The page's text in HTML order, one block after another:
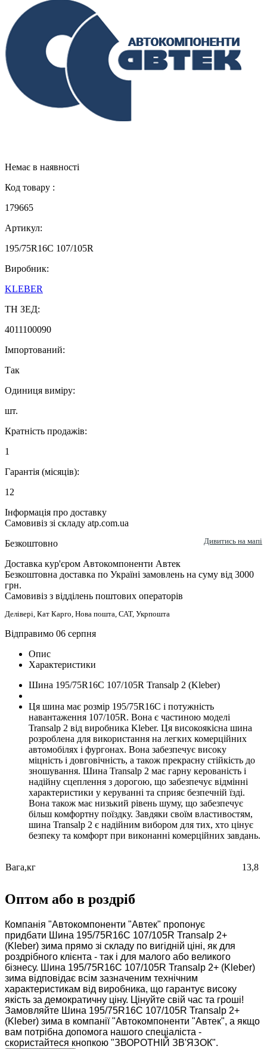
Немає в наявності
Код товару :
179665
Артикул:
195/75R16C 107/105R
Виробник:
KLEBER
ТН ЗЕД:
4011100090
Імпортований:
Так
Одиниця виміру:
шт.
Кратність продажів:
1
Гарантія (місяців):
12
Інформація про доставку
Самовивіз зі складу atp.com.ua
Безкоштовно
Дивитись на мапі
Доставка кур'єром Автокомпоненти Автек
Безкоштовна доставка по Україні замовлень на суму від 3000
грн.
Самовивіз з відділень поштових операторів
Делівері, Кат Карго, Нова пошта, САТ, Укрпошта
Відправимо 06 серпня
Опис
Характеристики
Шина 195/75R16C 107/105R Transalp 2 (Kleber)
Ця шина має розмір 195/75R16C і потужність
навантаження 107/105R. Вона є частиною моделі
Transalp 2 від виробника Kleber. Ця високоякісна шина
розроблена для використання на легких комерційних
автомобілях і фургонах. Вона забезпечує високу
міцність і довговічність, а також прекрасну стійкість до
зношування. Шина Transalp 2 має гарну керованість і
надійну сцеплення з дорогою, що забезпечує відмінні
характеристики у керуванні та сприяє безпечній їзді.
Вона також має низький рівень шуму, що забезпечує
більш комфортну поїздку. Завдяки своїм властивостям,
шина Transalp 2 є надійним вибором для тих, хто цінує
безпеку та комфорт при виконанні комерційних завдань.
Вага,кг 13,8
Оптом або в роздріб
Компанія "Автокомпоненти "Автек" пропонує
придбати Шина 195/75R16C 107/105R Transalp 2+
(Kleber) зима прямо зі складу по вигідній ціні, як для
роздрібного клієнта - так і для малого або великого
бізнесу. Шина 195/75R16C 107/105R Transalp 2+ (Kleber)
зима відповідає всім зазначеним технічним
характеристикам від виробника, що гарантує високу
якість за демократичну ціну. Цінуйте свій час та гроші!
Замовляйте Шина 195/75R16C 107/105R Transalp 2+
(Kleber) зима в компанії "Автокомпоненти "Автек", а якщо
вам потрібна допомога нашого спеціаліста -
скористайтеся кнопкою "ЗВОРОТНІЙ ЗВ'ЯЗОК".